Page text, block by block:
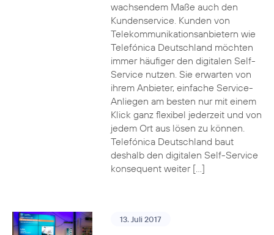
wachsendem Maße auch den
Kundenservice. Kunden von
Telekommunikationsanbietern wie
Telefónica Deutschland möchten
immer häufiger den digitalen Self-
Service nutzen. Sie erwarten von
ihrem Anbieter, einfache Service-
Anliegen am besten nur mit einem
Klick ganz flexibel jederzeit und von
jedem Ort aus lösen zu können.
Telefónica Deutschland baut
deshalb den digitalen Self-Service
konsequent weiter […]
13. Juli 2017